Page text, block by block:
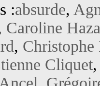
:absurde,
Caroline
, Christophe
Cliquet